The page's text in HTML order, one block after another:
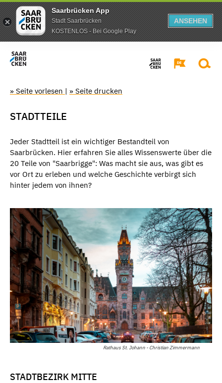
Saarbrücken App
Stadt Saarbrücken
KOSTENLOS - Bei Google Play
ANSEHEN
» Seite vorlesen | » Seite drucken
STADTTEILE
Jeder Stadtteil ist ein wichtiger Bestandteil von
Saarbrücken. Hier erfahren Sie alles Wissenswerte über die
20 Teile von "Saarbrigge": Was macht sie aus, was gibt es
vor Ort zu erleben und welche Geschichte verbirgt sich
hinter jedem von ihnen?
Rathaus St. Johann - Christian Zimmermann
STADTBEZIRK MITTE